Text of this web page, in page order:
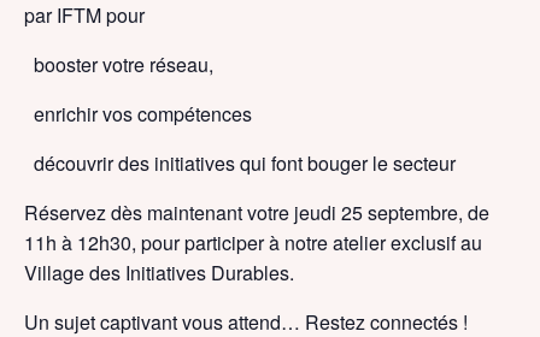
par IFTM pour
booster votre réseau,
enrichir vos compétences
découvrir des initiatives qui font bouger le secteur
Réservez dès maintenant votre jeudi 25 septembre, de
11h à 12h30, pour participer à notre atelier exclusif au
Village des Initiatives Durables.
Un sujet captivant vous attend… Restez connectés !